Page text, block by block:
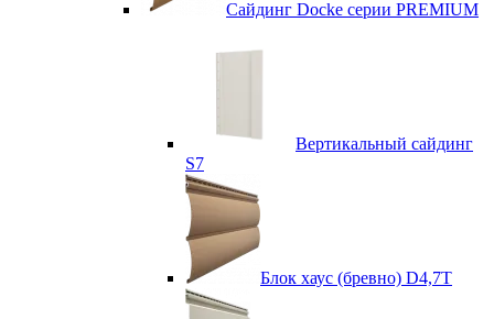
Сайдинг Docke серии PREMIUM
Вертикальный сайдинг
S7
Блок хаус (бревно) D4,7T